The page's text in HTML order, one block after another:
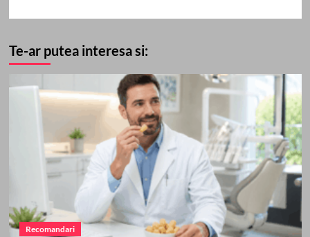
Te-ar putea interesa si:
Recomandari